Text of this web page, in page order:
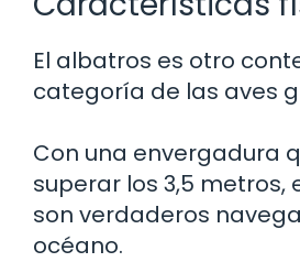
El albatros es otro
categoría de las aves
Con una envergadura
superar los 3,5 metros,
son verdaderos
océano.